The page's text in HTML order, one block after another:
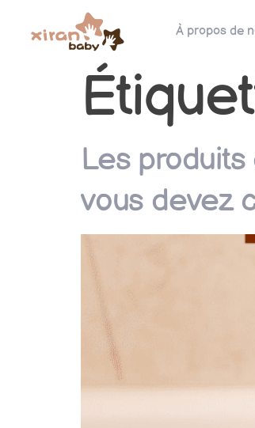
À propos de
Les
vous devez